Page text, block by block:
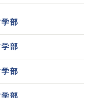
部
部
部
部